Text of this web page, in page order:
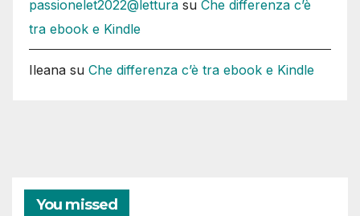
passionelet2022@lettura su Che differenza c’è
tra ebook e Kindle
Ileana su Che differenza c’è tra ebook e Kindle
You missed